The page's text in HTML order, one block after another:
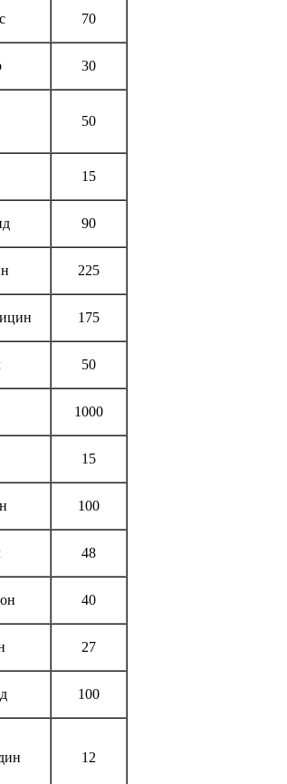
70
30
50
15
90
225
175
50
1000
15
100
48
40
27
100
12